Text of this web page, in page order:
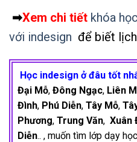
➡Xem chi tiết khóa
với indesign để biết
Học indesign ở đâu tốt
Đại Mỗ, Đông Ngạc, Liên
Đình, Phú Diễn, Tây Mỗ,
Phương, Trung Văn, Xuân
Diễn.. , muốn tìm lớp dạy